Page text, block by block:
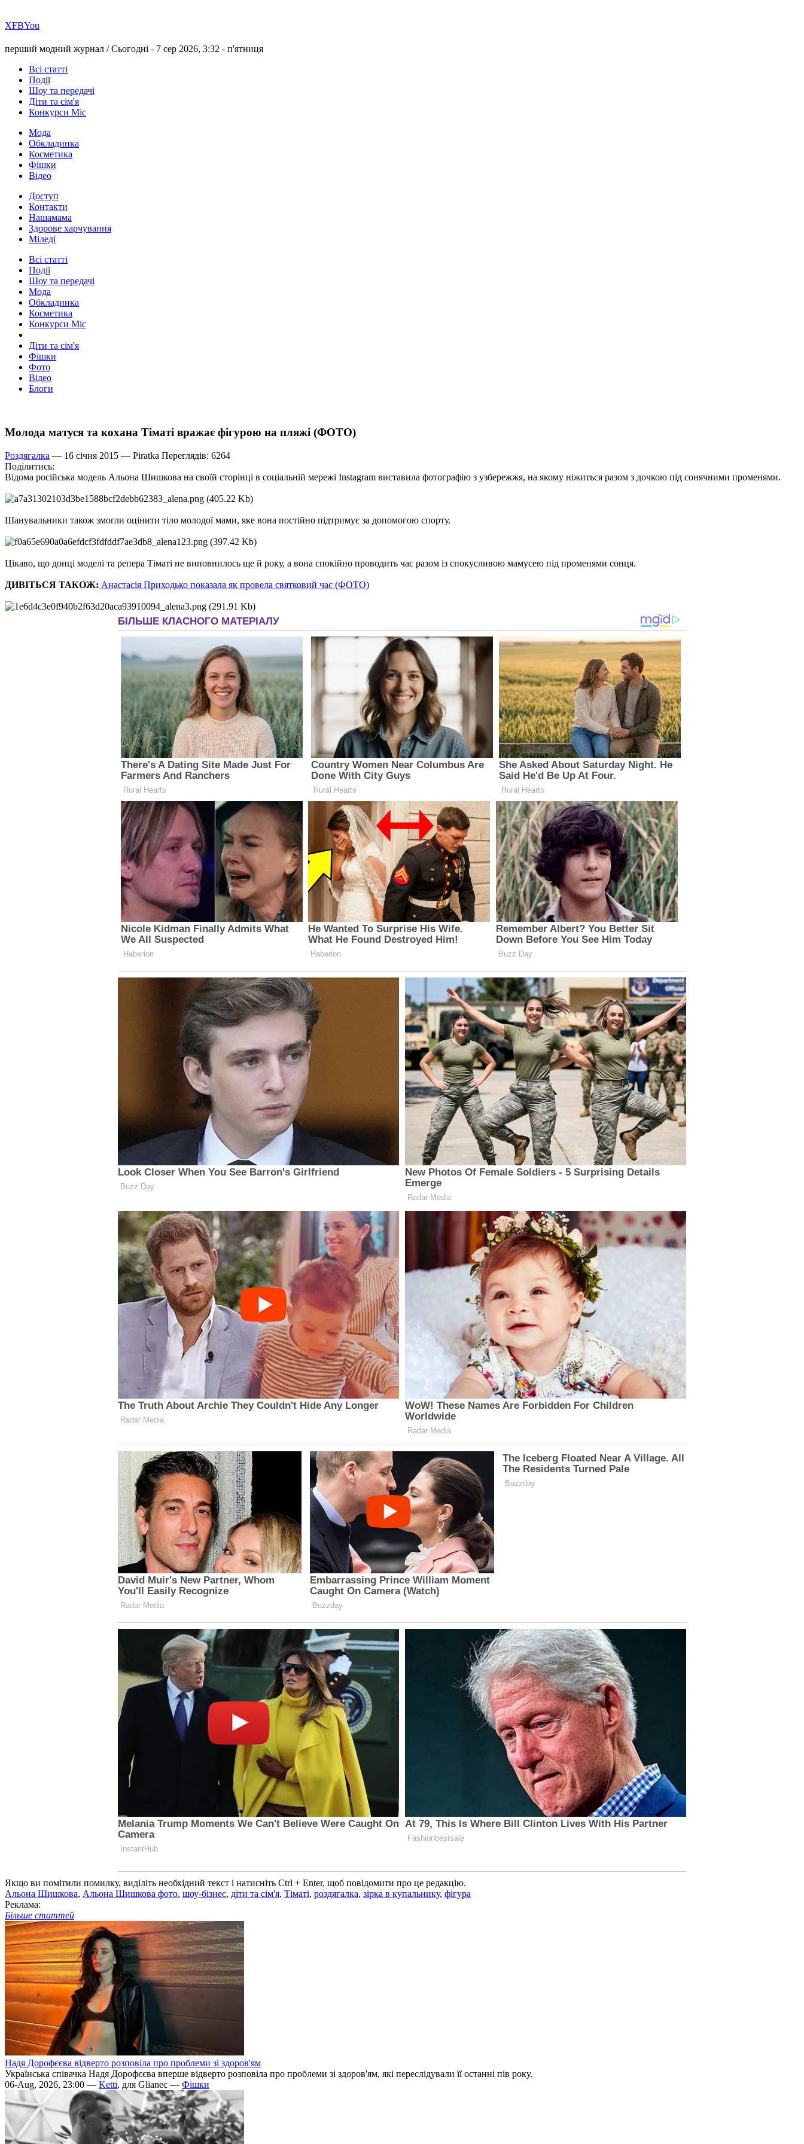
ХFBYou
перший модний журнал /Сьогодні - 7 сер 2026, 3:32 - п'ятниця
Всі статті
Події
Шоу та передачі
Діти та сім'я
Конкурси Міс
Мода
Обкладинка
Косметика
Фішки
Відео
Доступ
Контакти
Нашамама
Здорове харчування
Міледі
Всі статті
Події
Шоу та передачі
Мода
Обкладинка
Косметика
Конкурси Міс
Діти та сім'я
Фішки
Фото
Відео
Блоги
Молода матуся та кохана Тіматі вражає фігурою на пляжі (ФОТО)
Роздягалка — 16 січня 2015 — Piratka Переглядів: 6264
Поділитись:
Відома російська модель Альона Шишкова на своїй сторінці в соціальній мережі Instagram виставила фотографію з узбережжя, на якому ніжиться разом з дочкою під сонячними променями.
Шанувальники також змогли оцінити тіло молодої мами, яке вона постійно підтримує за допомогою спорту.
Цікаво, що донці моделі та репера Тіматі не виповнилось ще й року, а вона спокійно проводить час разом із спокусливою мамусею під променями сонця.
ДИВІТЬСЯ ТАКОЖ: Анастасія Приходько показала як провела святковий час (ФОТО)
Якщо ви помітили помилку, виділіть необхідний текст і натисніть Ctrl + Enter, щоб повідомити про це редакцію.
Альона Шишкова, Альона Шишкова фото, шоу-бізнес, діти та сім'я, Тіматі, роздягалка, зірка в купальнику, фігура
Реклама:
Більше статтей
Надя Дорофєєва відверто розповіла про проблеми зі здоров'ям
Українська співачка Надя Дорофєєва вперше відверто розповіла про проблеми зі здоров'ям, які переслідували її останні пів року.
06-Aug, 2026, 23:00 — Ketti, для Glianec — Фішки